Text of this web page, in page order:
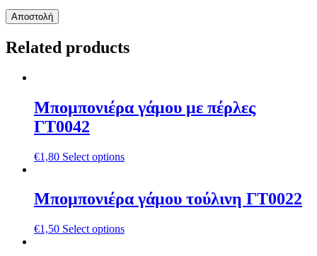
Related products
Μπομπονιέρα γάμου με πέρλες
ΓΤ0042
€1,80 Select options
Μπομπονιέρα γάμου τούλινη ΓΤ0022
€1,50 Select options